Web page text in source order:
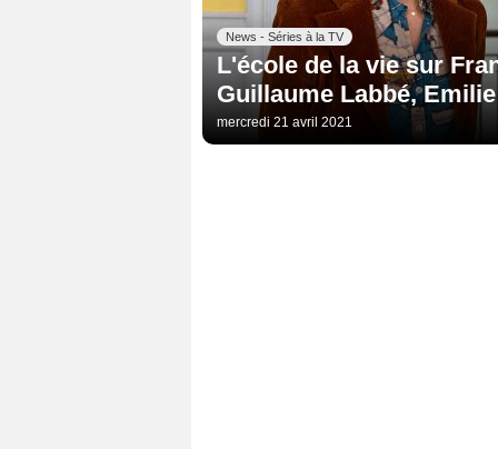
News - Séries à la TV
L'école de la vie sur
Guillaume Labbé,
mercredi 21 avril 2021